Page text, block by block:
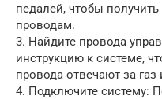
педалей, чтобы
проводам.
3. Найдите провода
инструкцию к системе,
провода отвечают за газ
4. Подключите систему: